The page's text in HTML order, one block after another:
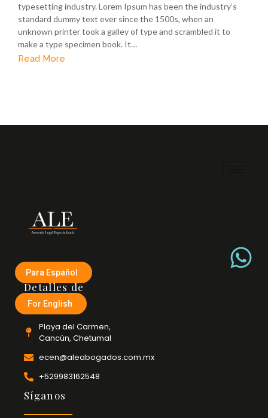
typesetting industry. Lorem Ipsum has been the industry’s
standard dummy text ever since the 1500s, when an
unknown printer took a galley of type and scrambled it to
make a type specimen book. It…
Read More
Detalles de
contacto
Playa del Carmen,
Cancún, Chetumal
ecen@aleabogados.com.mx
+529983162548
Síganos
Para Español
For English